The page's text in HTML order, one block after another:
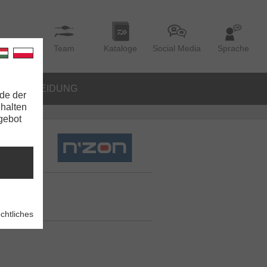
Team Kataloge Social Media Sprache
BEKLEIDUNG
der